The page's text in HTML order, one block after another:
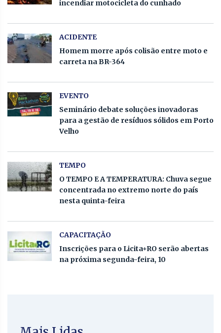
incendiar motocicleta do cunhado
ACIDENTE
Homem morre após colisão entre moto e
carreta na BR-364
EVENTO
Seminário debate soluções inovadoras
para a gestão de resíduos sólidos em Porto
Velho
TEMPO
O TEMPO E A TEMPERATURA: Chuva segue
concentrada no extremo norte do país
nesta quinta-feira
CAPACITAÇÃO
Inscrições para o Licita+RO serão abertas
na próxima segunda-feira, 10